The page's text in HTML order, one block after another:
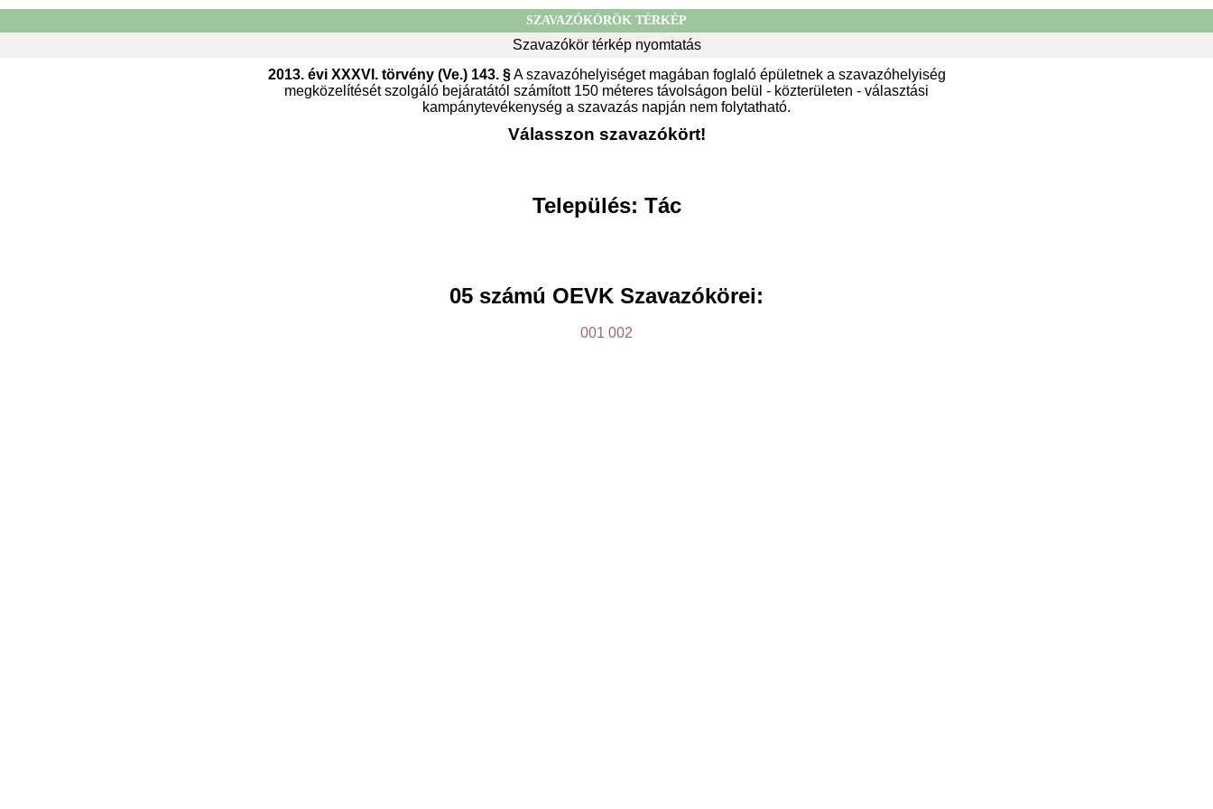
SZAVAZÓKÖRÖK TÉRKÉP
Szavazókör térkép nyomtatás
2013. évi XXXVI. törvény (Ve.) 143. §A szavazóhelyiséget magában foglaló épületnek a szavazóhelyiség
megközelítését szolgáló bejáratától számított 150 méteres távolságon belül - közterületen - választási
kampánytevékenység a szavazás napján nem folytatható.
Válasszon szavazókört!
Település: Tác
05 számú OEVK Szavazókörei:
001 002